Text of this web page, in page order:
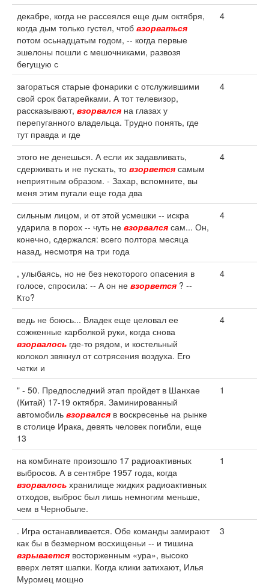
декабре, когда не рассеялся еще дым октября,
когда дым только густел, чтоб взорваться
потом осьнадцатым годом, -- когда первые
эшелоны пошли с мешочниками, развозя
бегущую с
4
загораться старые фонарики с отслужившими
свой срок батарейками. А тот телевизор,
рассказывают, взорвался на глазах у
перепуганного владельца. Трудно понять, где
тут правда и где
4
этого не денешься. А если их задавливать,
сдерживать и не пускать, то взорвется самым
неприятным образом. - Захар, вспомните, вы
меня этим пугали еще года два
4
сильным лицом, и от этой усмешки -- искра
ударила в порох -- чуть не взорвался сам... Он,
конечно, сдержался: всего полтора месяца
назад, несмотря на три года
4
, улыбаясь, но не без некоторого опасения в
голосе, спросила: -- А он не взорвется ? --
Кто?
4
ведь не боюсь... Владек еще целовал ее
сожженные карболкой руки, когда снова
взорвалось где-то рядом, и костельный
колокол звякнул от сотрясения воздуха. Его
четки и
4
" - 50. Предпоследний этап пройдет в Шанхае
(Китай) 17-19 октября. Заминированный
автомобиль взорвался в воскресенье на рынке
в столице Ирака, девять человек погибли, еще
13
1
на комбинате произошло 17 радиоактивных
выбросов. А в сентябре 1957 года, когда
взорвалось хранилище жидких радиоактивных
отходов, выброс был лишь немногим меньше,
чем в Чернобыле.
1
. Игра останавливается. Обе команды замирают
как бы в безмерном восхищеньи -- и тишина
взрывается восторженным «ура», высоко
вверх летят шапки. Когда клики затихают, Илья
Муромец мощно
3